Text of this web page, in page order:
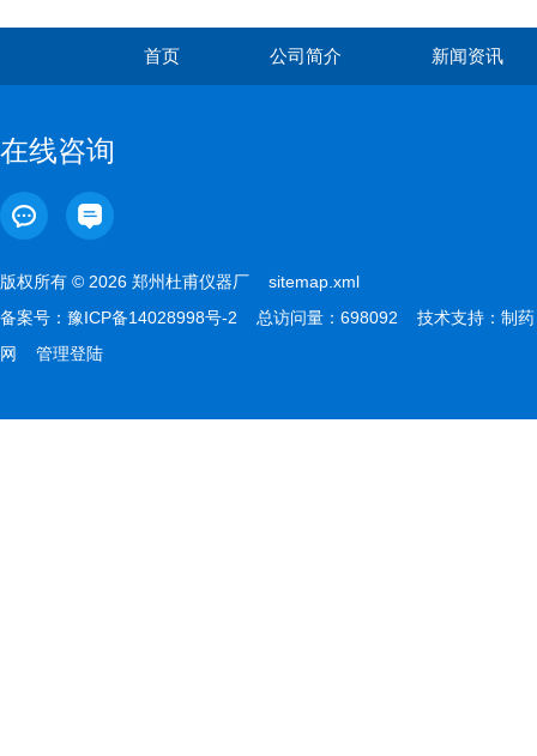
首页 公司简介 新闻资讯
在线咨询
版权所有 © 2026 郑州杜甫仪器厂 sitemap.xml
备案号： 豫ICP备14028998号-2 总访问量：698092 技术支持： 制药
网
管理登陆